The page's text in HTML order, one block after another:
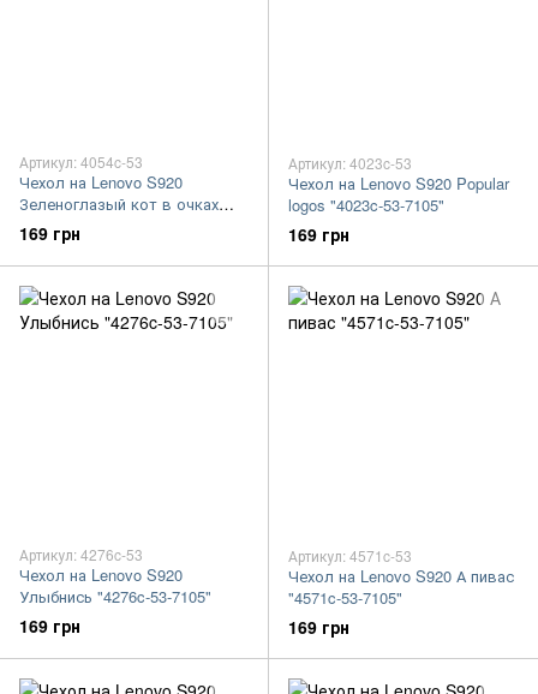
Артикул: 4054c-53
Чехол на Lenovo S920
Зеленоглазый кот в очках
"4054c-53-7105"
169 грн
Артикул: 4023c-53
Чехол на Lenovo S920 Popular
logos "4023c-53-7105"
169 грн
Артикул: 4276c-53
Чехол на Lenovo S920
Улыбнись "4276c-53-7105"
169 грн
Артикул: 4571c-53
Чехол на Lenovo S920 А пивас
"4571c-53-7105"
169 грн